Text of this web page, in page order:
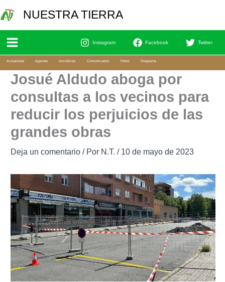
al
contenido
NUESTRA TIERRA
Instagram Facebook Twitter
Actualidad Agenda Iniciativas Comunicados Fotos Programa
Josué Aldudo aboga por
consultas a los vecinos para
reducir los perjuicios de las
grandes obras
Deja un comentario / Por N.T. / 10 de mayo de 2023